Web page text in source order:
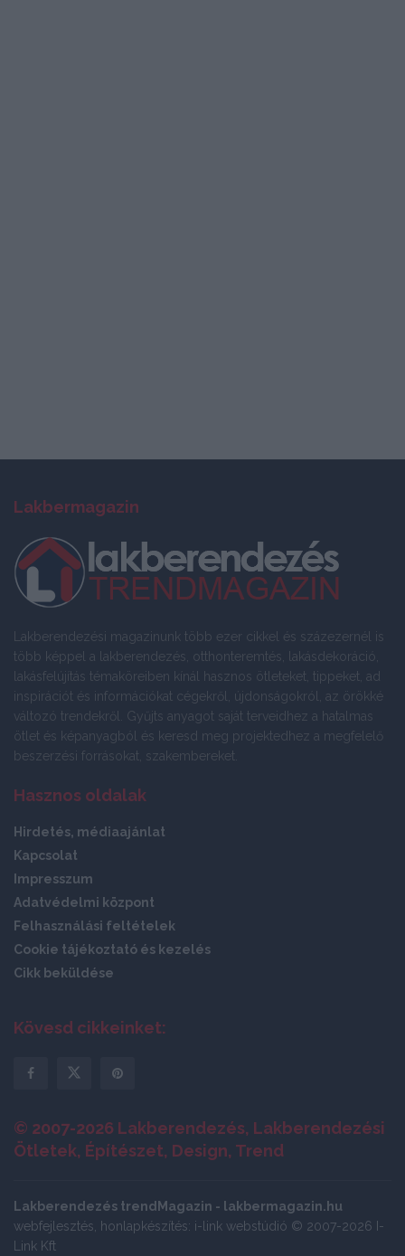
Lakbermagazin
Lakberendezési magazinunk több ezer cikkel és százezernél is
több képpel a lakberendezés, otthonteremtés, lakásdekoráció,
lakásfelújítás témaköreiben kínál hasznos ötleteket, tippeket, ad
inspirációt és információkat cégekről, újdonságokról, az örökké
változó trendekről. Gyűjts anyagot saját terveidhez a hatalmas
ötlet és képanyagból és keresd meg projektedhez a megfelelő
beszerzési forrásokat, szakembereket.
Hasznos oldalak
Hirdetés, médiaajánlat
Kapcsolat
Impresszum
Adatvédelmi központ
Felhasználási feltételek
Cookie tájékoztató és kezelés
Cikk beküldése
Kövesd cikkeinket:
© 2007-2026 Lakberendezés, Lakberendezési
Ötletek, Építészet, Design, Trend
Lakberendezés trendMagazin - lakbermagazin.hu
webfejlesztés, honlapkészítés: i-link webstúdió © 2007-2026 I-
Link Kft